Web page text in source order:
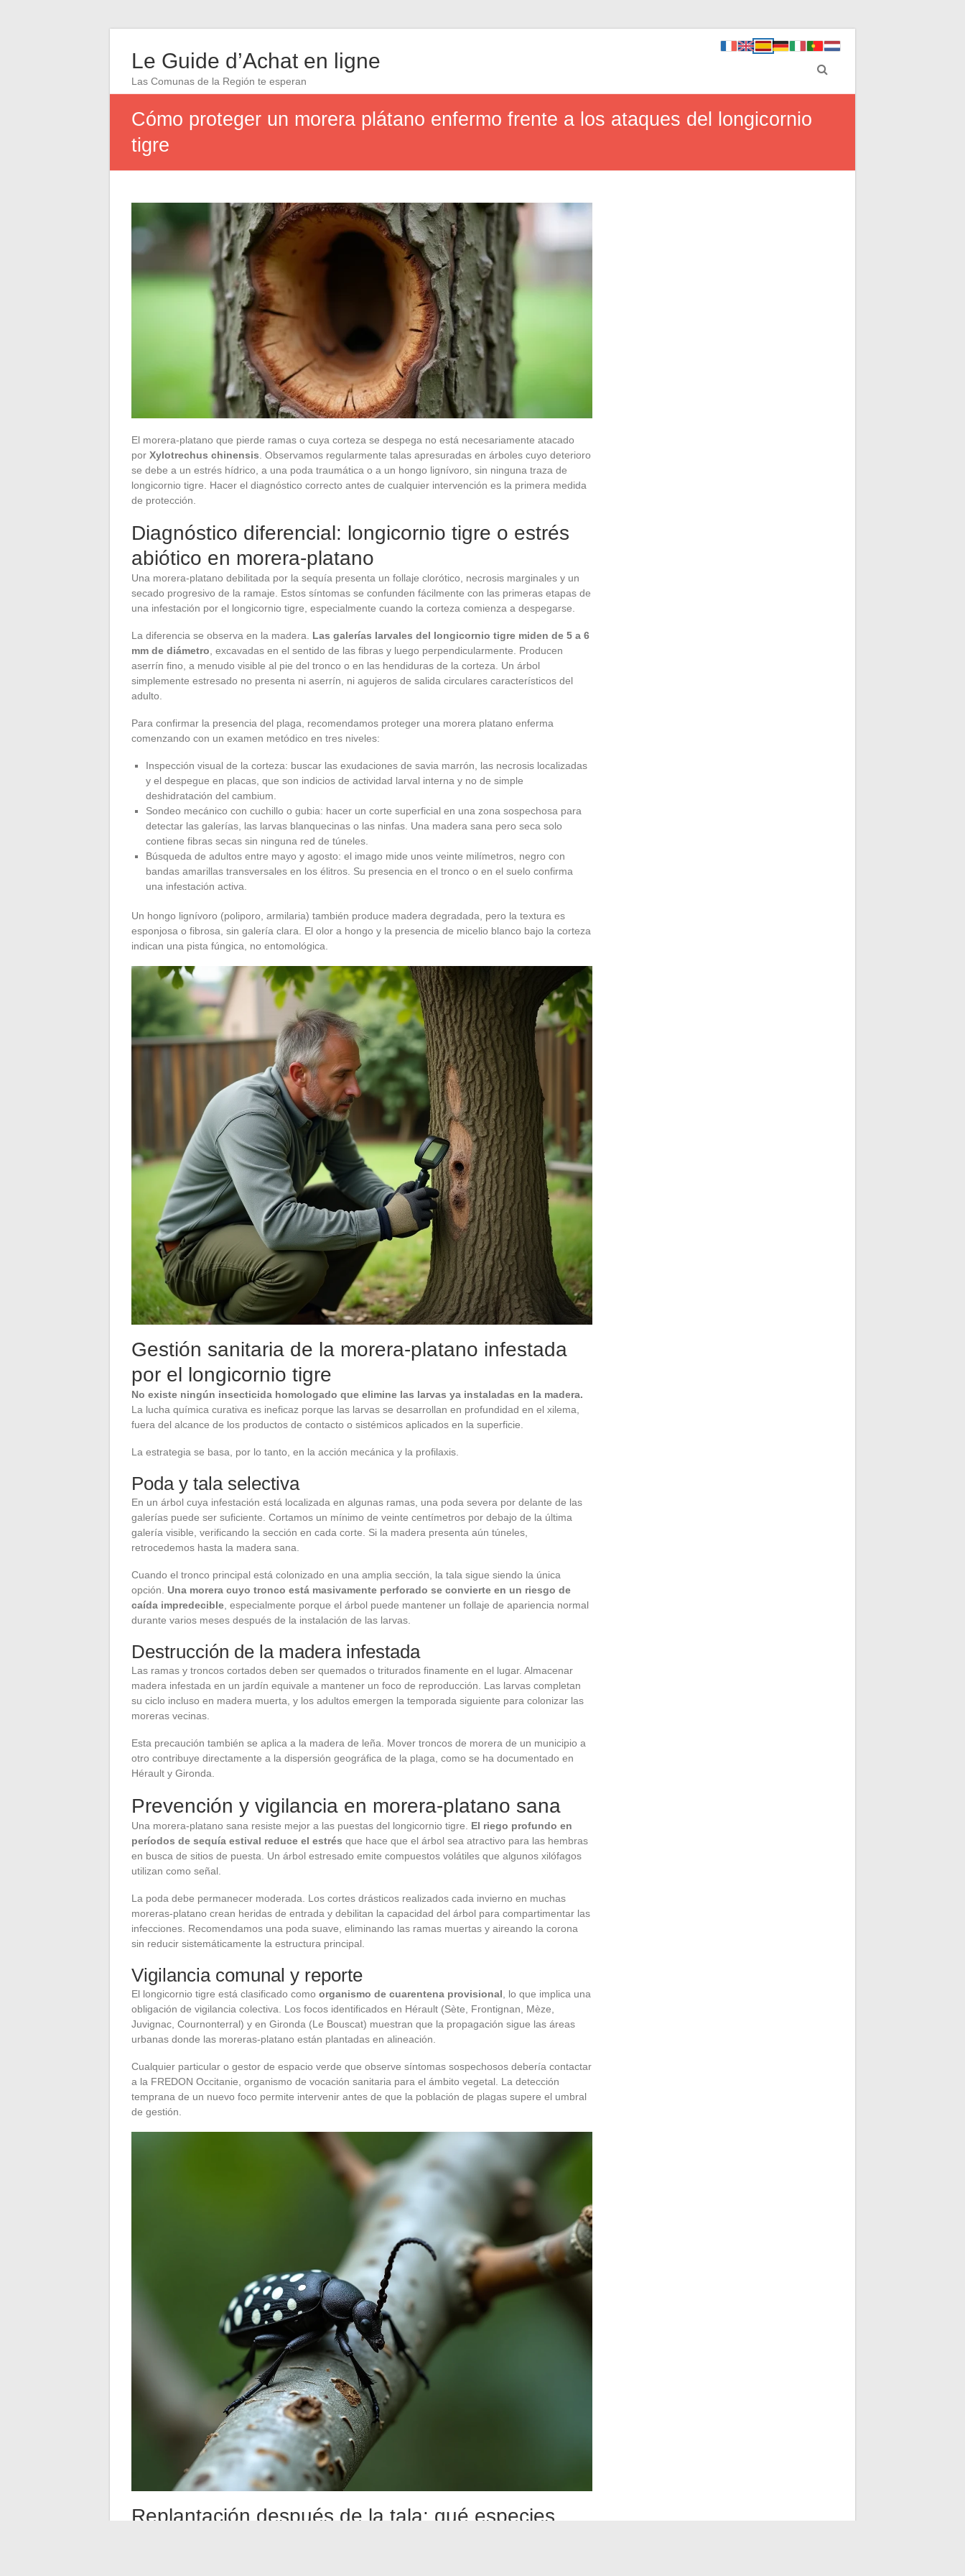
Le Guide d’Achat en ligne
Las Comunas de la Región te esperan
Cómo proteger un morera plátano enfermo frente a los ataques del longicornio
tigre
El morera-platano que pierde ramas o cuya corteza se despega no está necesariamente atacado
por Xylotrechus chinensis . Observamos regularmente talas apresuradas en árboles cuyo deterioro
se debe a un estrés hídrico, a una poda traumática o a un hongo lignívoro, sin ninguna traza de
longicornio tigre. Hacer el diagnóstico correcto antes de cualquier intervención es la primera medida
de protección.
Diagnóstico diferencial: longicornio tigre o estrés
abiótico en morera-platano
Una morera-platano debilitada por la sequía presenta un follaje clorótico, necrosis marginales y un
secado progresivo de la ramaje. Estos síntomas se confunden fácilmente con las primeras etapas de
una infestación por el longicornio tigre, especialmente cuando la corteza comienza a despegarse.
La diferencia se observa en la madera. Las galerías larvales del longicornio tigre miden de 5 a 6
mm de diámetro , excavadas en el sentido de las fibras y luego perpendicularmente. Producen
aserrín fino, a menudo visible al pie del tronco o en las hendiduras de la corteza. Un árbol
simplemente estresado no presenta ni aserrín, ni agujeros de salida circulares característicos del
adulto.
Para confirmar la presencia del plaga, recomendamos proteger una morera platano enferma
comenzando con un examen metódico en tres niveles:
Inspección visual de la corteza: buscar las exudaciones de savia marrón, las necrosis localizadas
y el despegue en placas, que son indicios de actividad larval interna y no de simple
deshidratación del cambium.
Sondeo mecánico con cuchillo o gubia: hacer un corte superficial en una zona sospechosa para
detectar las galerías, las larvas blanquecinas o las ninfas. Una madera sana pero seca solo
contiene fibras secas sin ninguna red de túneles.
Búsqueda de adultos entre mayo y agosto: el imago mide unos veinte milímetros, negro con
bandas amarillas transversales en los élitros. Su presencia en el tronco o en el suelo confirma
una infestación activa.
Un hongo lignívoro (poliporo, armilaria) también produce madera degradada, pero la textura es
esponjosa o fibrosa, sin galería clara. El olor a hongo y la presencia de micelio blanco bajo la corteza
indican una pista fúngica, no entomológica.
Gestión sanitaria de la morera-platano infestada
por el longicornio tigre
No existe ningún insecticida homologado que elimine las larvas ya instaladas en la madera.
La lucha química curativa es ineficaz porque las larvas se desarrollan en profundidad en el xilema,
fuera del alcance de los productos de contacto o sistémicos aplicados en la superficie.
La estrategia se basa, por lo tanto, en la acción mecánica y la profilaxis.
Poda y tala selectiva
En un árbol cuya infestación está localizada en algunas ramas, una poda severa por delante de las
galerías puede ser suficiente. Cortamos un mínimo de veinte centímetros por debajo de la última
galería visible, verificando la sección en cada corte. Si la madera presenta aún túneles,
retrocedemos hasta la madera sana.
Cuando el tronco principal está colonizado en una amplia sección, la tala sigue siendo la única
opción. Una morera cuyo tronco está masivamente perforado se convierte en un riesgo de
caída impredecible, especialmente porque el árbol puede mantener un follaje de apariencia normal
durante varios meses después de la instalación de las larvas.
Destrucción de la madera infestada
Las ramas y troncos cortados deben ser quemados o triturados finamente en el lugar. Almacenar
madera infestada en un jardín equivale a mantener un foco de reproducción. Las larvas completan
su ciclo incluso en madera muerta, y los adultos emergen la temporada siguiente para colonizar las
moreras vecinas.
Esta precaución también se aplica a la madera de leña. Mover troncos de morera de un municipio a
otro contribuye directamente a la dispersión geográfica de la plaga, como se ha documentado en
Hérault y Gironda.
Prevención y vigilancia en morera-platano sana
Una morera-platano sana resiste mejor a las puestas del longicornio tigre. El riego profundo en
períodos de sequía estival reduce el estrés que hace que el árbol sea atractivo para las hembras
en busca de sitios de puesta. Un árbol estresado emite compuestos volátiles que algunos xilófagos
utilizan como señal.
La poda debe permanecer moderada. Los cortes drásticos realizados cada invierno en muchas
moreras-platano crean heridas de entrada y debilitan la capacidad del árbol para compartimentar las
infecciones. Recomendamos una poda suave, eliminando las ramas muertas y aireando la corona
sin reducir sistemáticamente la estructura principal.
Vigilancia comunal y reporte
El longicornio tigre está clasificado como organismo de cuarentena provisional, lo que implica una
obligación de vigilancia colectiva. Los focos identificados en Hérault (Sète, Frontignan, Mèze,
Juvignac, Cournonterral) y en Gironda (Le Bouscat) muestran que la propagación sigue las áreas
urbanas donde las moreras-platano están plantadas en alineación.
Cualquier particular o gestor de espacio verde que observe síntomas sospechosos debería contactar
a la FREDON Occitanie, organismo de vocación sanitaria para el ámbito vegetal. La detección
temprana de un nuevo foco permite intervenir antes de que la población de plagas supere el umbral
de gestión.
Replantación después de la tala: qué especies